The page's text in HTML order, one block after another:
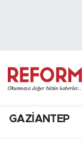
GAZİANTEP
Hava
Süper